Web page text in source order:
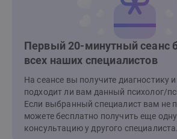
Первый 20-минутный сеанс
всех наших специалистов
На сеансе вы получите диагностику
подходит ли вам данный психолог/
Если выбранный специалист вам не
можете бесплатно получить еще
консультацию у другого специалиста.